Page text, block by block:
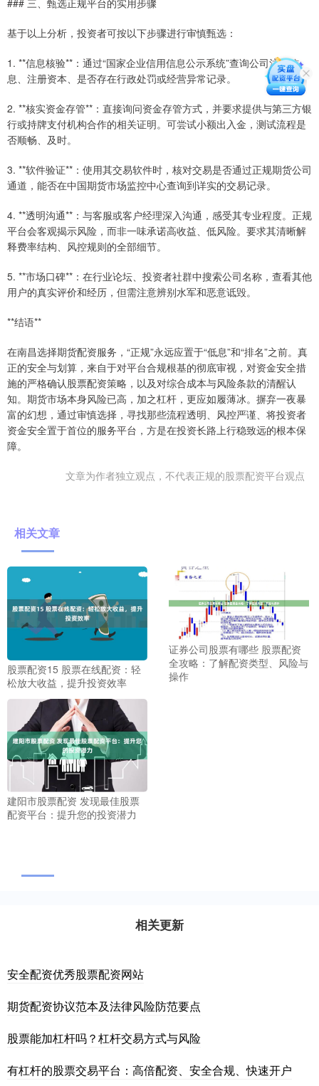
### 三、甄选正规平台的实用步骤
基于以上分析，投资者可按以下步骤进行审慎甄选：
1. **信息核验**：通过“国家企业信用信息公示系统”查询公司注册信
息、注册资本、是否存在行政处罚或经营异常记录。
2. **核实资金存管**：直接询问资金存管方式，并要求提供与第三方银
行或持牌支付机构合作的相关证明。可尝试小额出入金，测试流程是
否顺畅、及时。
3. **软件验证**：使用其交易软件时，核对交易是否通过正规期货公司
通道，能否在中国期货市场监控中心查询到详实的交易记录。
4. **透明沟通**：与客服或客户经理深入沟通，感受其专业程度。正规
平台会客观揭示风险，而非一味承诺高收益、低风险。要求其清晰解
释费率结构、风控规则的全部细节。
5. **市场口碑**：在行业论坛、投资者社群中搜索公司名称，查看其他
用户的真实评价和经历，但需注意辨别水军和恶意诋毁。
**结语**
在南昌选择期货配资服务，“正规”永远应置于“低息”和“排名”之前。真
正的安全与划算，来自于对平台合规根基的彻底审视，对资金安全措
施的严格确认股票配资策略，以及对综合成本与风险条款的清醒认
知。期货市场本身风险已高，加之杠杆，更应如履薄冰。摒弃一夜暴
富的幻想，通过审慎选择，寻找那些流程透明、风控严谨、将投资者
资金安全置于首位的服务平台，方是在投资长路上行稳致远的根本保
障。
文章为作者独立观点，不代表正规的股票配资平台观点
相关文章
股票配资15 股票在线配资：轻
松放大收益，提升投资效率
证券公司股票有哪些 股票配资
全攻略：了解配资类型、风险与
操作
建阳市股票配资 发现最佳股票
配资平台：提升您的投资潜力
相关更新
安全配资优秀股票配资网站
期货配资协议范本及法律风险防范要点
股票能加杠杆吗？杠杆交易方式与风险
有杠杆的股票交易平台：高倍配资、安全合规、快速开户